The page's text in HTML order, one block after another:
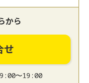
から
せ
〜19:00